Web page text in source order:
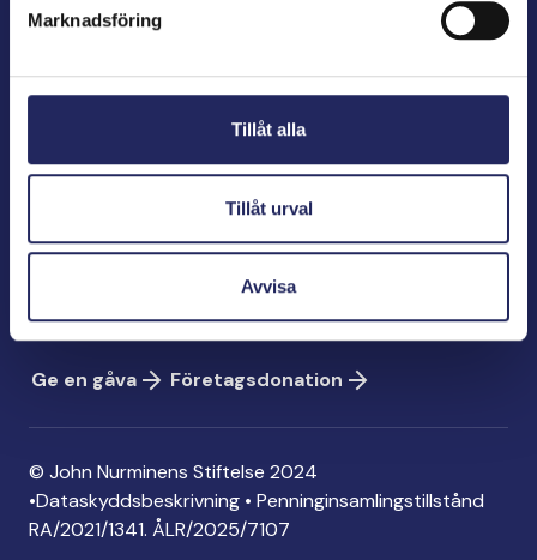
Marknadsföring
Tillåt alla
Tillåt urval
Avvisa
John Nurminens Stiftelse
Bölegatan 2
info@jnfoundation.fi
Konto: FI06 1214 3000 1122 96
MobilePay: 74792
Ge en gåva
Företagsdonation
© John Nurminens Stiftelse 2024
•Dataskyddsbeskrivning • Penninginsamlingstillstånd
RA/2021/1341. ÅLR/2025/7107